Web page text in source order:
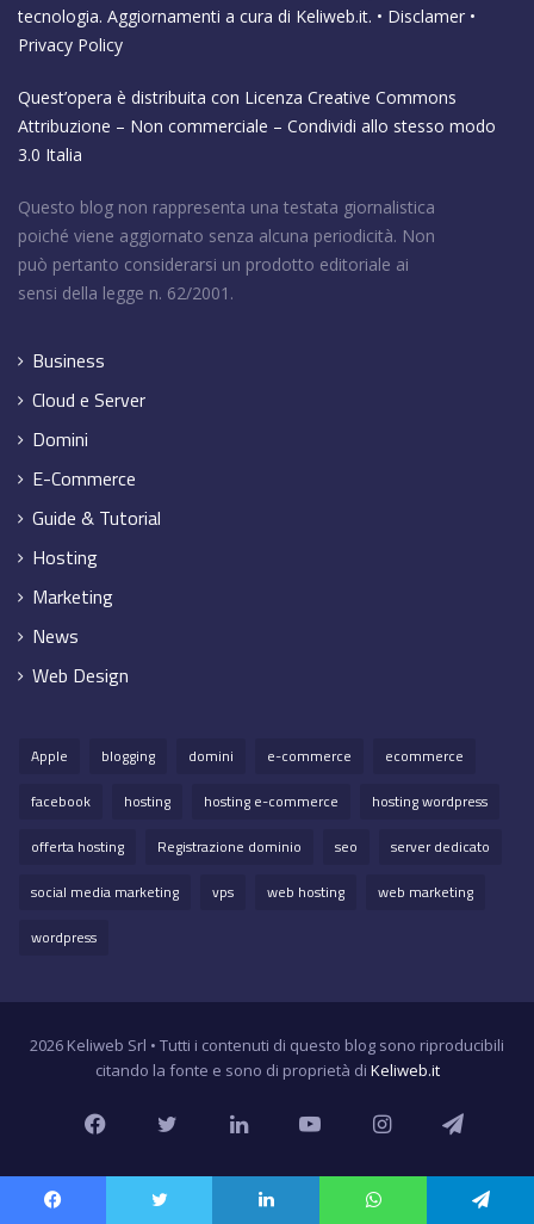
tecnologia. Aggiornamenti a cura di Keliweb.it. • Disclamer •
Privacy Policy
Quest’opera è distribuita con Licenza Creative Commons
Attribuzione – Non commerciale – Condividi allo stesso modo
3.0 Italia
Questo blog non rappresenta una testata giornalistica
poiché viene aggiornato senza alcuna periodicità. Non
può pertanto considerarsi un prodotto editoriale ai
sensi della legge n. 62/2001.
Business
Cloud e Server
Domini
E-Commerce
Guide & Tutorial
Hosting
Marketing
News
Web Design
Apple blogging domini e-commerce
ecommerce
facebook
hosting hosting e-commerce
hosting wordpress
offerta hosting
Registrazione dominio seo
server dedicato
social media marketing
vps web hosting
web marketing
wordpress
2026 Keliweb Srl • Tutti i contenuti di questo blog sono riproducibili
citando la fonte e sono di proprietà di Keliweb.it
FacebookTwitterLinkedInYouTubeInstagram